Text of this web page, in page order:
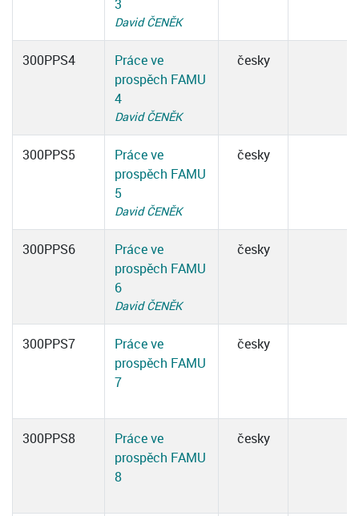
3
David ČENĚK
300PPS4
Práce ve
prospěch FAMU
4
David ČENĚK
česky
300PPS5
Práce ve
prospěch FAMU
5
David ČENĚK
česky
300PPS6
Práce ve
prospěch FAMU
6
David ČENĚK
česky
300PPS7
Práce ve
prospěch FAMU
7
česky
300PPS8
Práce ve
prospěch FAMU
8
česky